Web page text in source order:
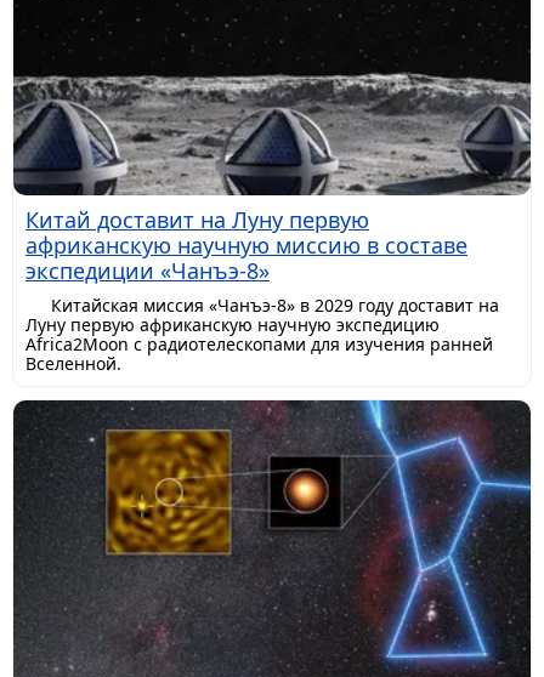
Китай доставит на Луну первую
африканскую научную миссию в составе
экспедиции «Чанъэ-8»
Китайская миссия «Чанъэ-8» в 2029 году доставит на
Луну первую африканскую научную экспедицию
Africa2Moon с радиотелескопами для изучения ранней
Вселенной.